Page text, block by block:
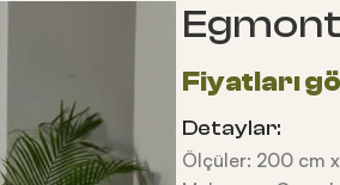
Detaylar:
Ölçüler: 200 cm